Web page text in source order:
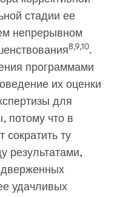
стадии ее
непрерывном
8,9,10.
программами
их оценки
для
потому что в
сократить ту
результатами,
удачливых